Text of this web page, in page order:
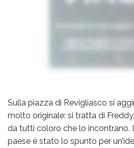
Sulla piazza di Revigliasco si
molto originale: si tratta di
da tutti coloro che lo incontrano.
paese è stato lo spunto per